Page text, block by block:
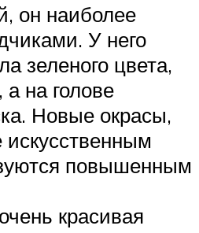
он наиболее
У него
зеленого цвета,
а на голове
Новые окрасы,
повышенным
красивая